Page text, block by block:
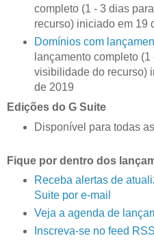
completo (1 - 3 dias
recurso) iniciado em 19
Domínios com
lançamento completo
visibilidade do recurso)
de 2019
Edições do G Suite
Disponível para todas
Fique por dentro dos
Receba alertas de
Suite por e-mail
Veja a agenda de
Inscreva-se no feed